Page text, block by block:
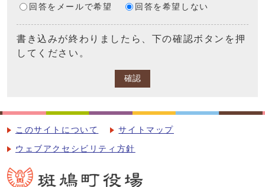
回答をメールで希望 回答を希望しない
書き込みが終わりましたら、下の確認ボタンを押
してください。
確認
このサイトについて サイトマップ
ウェブアクセシビリティ方針